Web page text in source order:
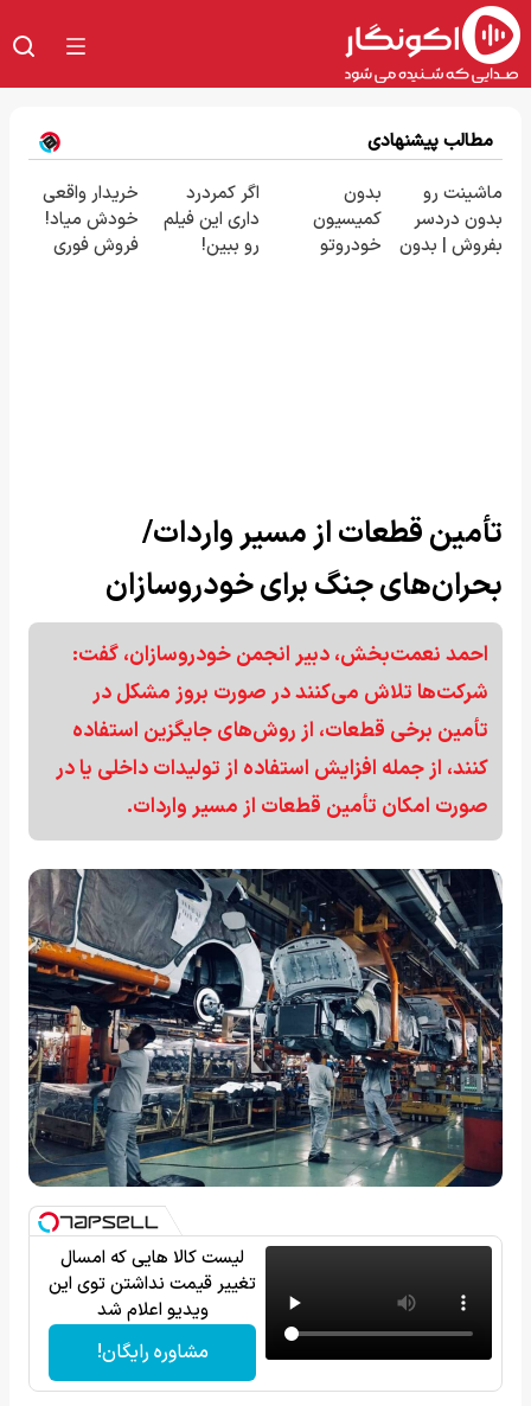
مطالب پیشنهادی
ماشینت رو
بدون دردسر
بفروش | بدون
بدون
کمیسیون
خودروتو
اگر کمردرد
داری این فیلم
رو ببین!
خریدار واقعی
خودش میاد!
فروش فوری
تأمین قطعات از مسیر واردات/
بحران‌های جنگ برای خودروسازان
احمد نعمت‌بخش، دبیر انجمن خودروسازان، گفت:
شرکت‌ها تلاش می‌کنند در صورت بروز مشکل در
تأمین برخی قطعات، از روش‌های جایگزین استفاده
کنند، از جمله افزایش استفاده از تولیدات داخلی یا در
صورت امکان تأمین قطعات از مسیر واردات.
لیست کالا هایی که امسال
تغییر قیمت نداشتن توی این
ویدیو اعلام شد
مشاوره رایگان!